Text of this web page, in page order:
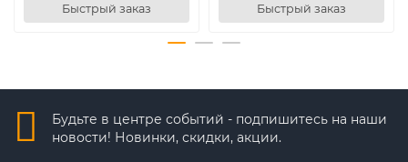
Быстрый заказ Быстрый заказ
Будьте в центре событий - подпишитесь на наши
новости! Новинки, скидки, акции.